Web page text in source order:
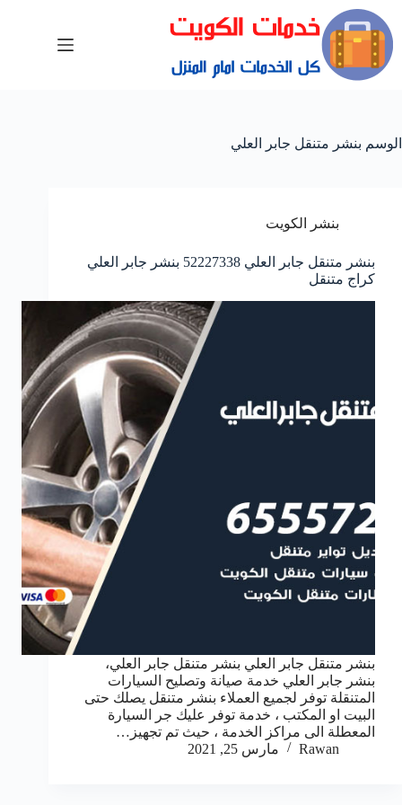
الوسم بنشر متنقل جابر العلي
بنشر الكويت
بنشر متنقل جابر العلي 52227338 بنشر جابر العلي
كراج متنقل
بنشر متنقل جابر العلي بنشر متنقل جابر العلي،
بنشر جابر العلي خدمة صيانة وتصليح السيارات
المتنقلة توفر لجميع العملاء بنشر متنقل يصلك حتى
البيت او المكتب ، خدمة توفر عليك جر السيارة
المعطلة الى مراكز الخدمة ، حيث تم تجهيز…
Rawan
مارس 25, 2021